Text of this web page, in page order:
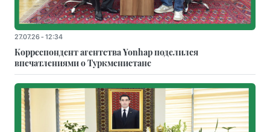
27.07.26 - 12:34
Корреспондент агентства Yonhap поделился
впечатлениями о Туркменистане